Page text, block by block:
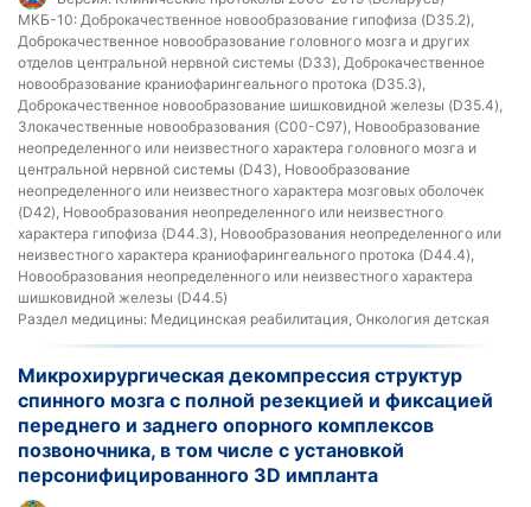
МКБ-10: Доброкачественное новообразование гипофиза (D35.2),
Доброкачественное новообразование головного мозга и других
отделов центральной нервной системы (D33), Доброкачественное
новообразование краниофарингеального протока (D35.3),
Доброкачественное новообразование шишковидной железы (D35.4),
Злокачественные новообразования (C00-C97), Новообразование
неопределенного или неизвестного характера головного мозга и
центральной нервной системы (D43), Новообразование
неопределенного или неизвестного характера мозговых оболочек
(D42), Новообразования неопределенного или неизвестного
характера гипофиза (D44.3), Новообразования неопределенного или
неизвестного характера краниофарингеального протока (D44.4),
Новообразования неопределенного или неизвестного характера
шишковидной железы (D44.5)
Раздел медицины: Медицинская реабилитация, Онкология детская
Микрохирургическая декомпрессия структур
спинного мозга с полной резекцией и фиксацией
переднего и заднего опорного комплексов
позвоночника, в том числе с установкой
персонифицированного 3D импланта